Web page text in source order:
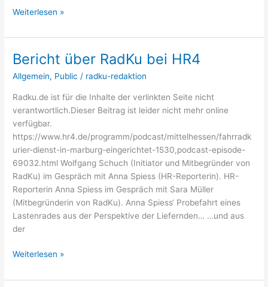
Veranstaltunghinweis
Verkehrswende
Weiterlesen »
Bericht über RadKu bei HR4
Allgemein, Public / radku-redaktion
Radku.de ist für die Inhalte der verlinkten Seite nicht
verantwortlich.Dieser Beitrag ist leider nicht mehr online
verfügbar.
https://www.hr4.de/programm/podcast/mittelhessen/fahrradk
urier-dienst-in-marburg-eingerichtet-1530,podcast-episode-
69032.html Wolfgang Schuch (Initiator und Mitbegründer von
RadKu) im Gespräch mit Anna Spiess (HR-Reporterin). HR-
Reporterin Anna Spiess im Gespräch mit Sara Müller
(Mitbegründerin von RadKu). Anna Spiess‘ Probefahrt eines
Lastenrades aus der Perspektive der Liefernden… …und aus
der
Bericht
RadKu
Weiterlesen »